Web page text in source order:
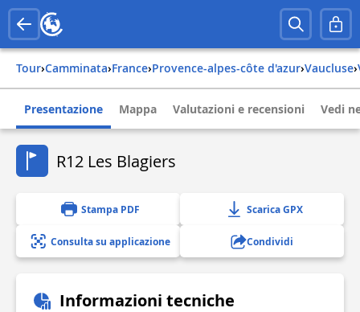
Tour› Camminata› france› provence-alpes-côte d'azur› vaucluse›
Presentazione Mappa Valutazioni e recensioni Vedi
R12 Les Blagiers
Stampa PDF Scarica GPX
Consulta su applicazione Condividi
Informazioni tecniche